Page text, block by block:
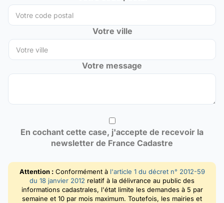
Votre ville
Votre message
En cochant cette case, j'accepte de recevoir la
newsletter de France Cadastre
Attention :Conformément à l'article 1 du décret n° 2012-59
du 18 janvier 2012 relatif à la délivrance au public des
informations cadastrales, l'état limite les demandes à 5 par
semaine et 10 par mois maximum. Toutefois, les mairies et